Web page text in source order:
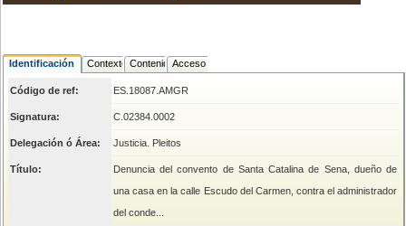
Identificación Contexto ContenidoAcceso
Código de ref: ES.18087.AMGR
Signatura: C.02384.0002
Delegación ó Área: Justicia. Pleitos
Título:
Denuncia del convento de Santa Catalina de Sena, dueño de
una casa en la calle Escudo del Carmen, contra el administrador
del conde...